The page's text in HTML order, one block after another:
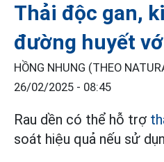
Thải độc gan,
đường huyết
HỒNG NHUNG (THEO
26/02/2025 - 08:45
Rau dền có thể hỗ trợ
soát hiệu quả nếu sử